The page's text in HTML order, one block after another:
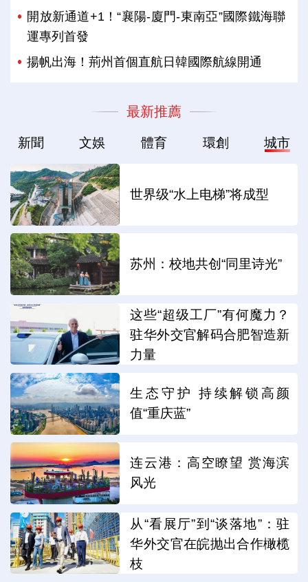
開放新通道+1！“襄陽-廈門-東南亞”國際鐵海聯
運專列首發
揚帆出海！荊州首個直航日韓國際航線開通
最新推薦
新聞 文娛 體育 環創 城市
世界级“水上电梯”将成型
苏州：校地共创“同里诗光”
这些“超级工厂”有何魔力？
驻华外交官解码合肥智造新
力量
生态守护 持续解锁高颜
值“重庆蓝”
连云港：高空瞭望 赏海滨
风光
从“看展厅”到“谈落地”：驻
华外交官在皖抛出合作橄榄
枝